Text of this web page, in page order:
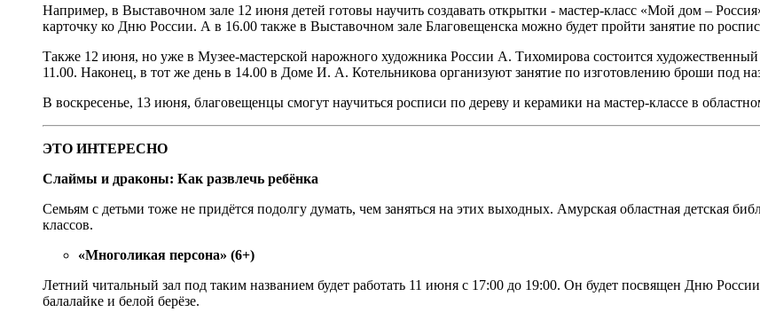
Например, в Выставочном зале 12 июня детей готовы научить создавать открытки - мастер-класс «Мой дом –
карточку ко Дню России. А в 16.00 также в Выставочном зале Благовещенска можно будет пройти занятие по
Также 12 июня, но уже в Музее-мастерской нарожного художника России А. Тихомирова состоится
11.00. Наконец, в тот же день в 14.00 в Доме И. А. Котельникова организуют занятие по изготовлению броши под
В воскресенье, 13 июня, благовещенцы смогут научиться росписи по дереву и керамики на мастер-классе в
ЭТО ИНТЕРЕСНО
Слаймы и драконы: Как развлечь ребёнка
Семьям с детьми тоже не придётся подолгу думать, чем заняться на этих выходных. Амурская областная детская
классов.
«Многоликая персона» (6+)
Летний читальный зал под таким названием будет работать 11 июня с 17:00 до 19:00. Он будет посвящен Дню
балалайке и белой берёзе.